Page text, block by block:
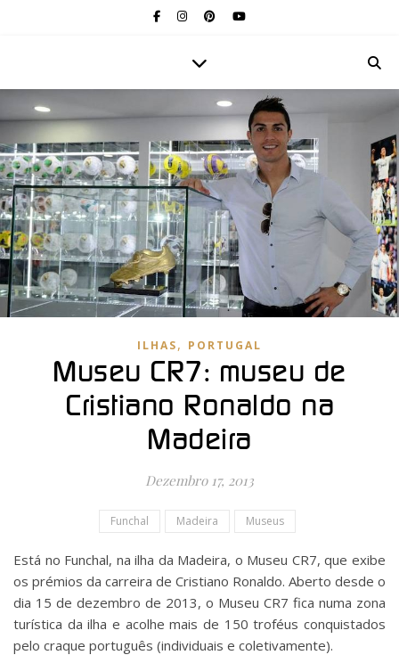
ILHAS, PORTUGAL
Museu CR7: museu de
Cristiano Ronaldo na
Madeira
Dezembro 17, 2013
Funchal Madeira Museus
Está no Funchal, na ilha da Madeira, o Museu CR7, que exibe
os prémios da carreira de Cristiano Ronaldo. Aberto desde o
dia 15 de dezembro de 2013, o Museu CR7 fica numa zona
turística da ilha e acolhe mais de 150 troféus conquistados
pelo craque português (individuais e coletivamente).